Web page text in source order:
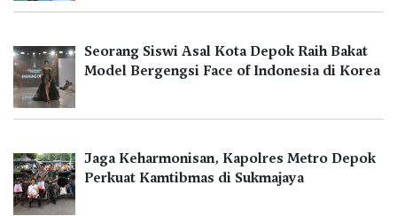
Seorang Siswi Asal Kota Depok Raih Bakat
Model Bergengsi Face of Indonesia di Korea
Jaga Keharmonisan, Kapolres Metro Depok
Perkuat Kamtibmas di Sukmajaya